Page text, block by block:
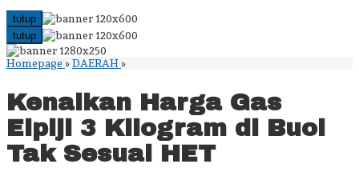
tutup
tutup
Homepage »DAERAH»Kenaikan
Elpiji
3
Kilogram
di
Buol
Tak
Kenaikan Harga Gas
Elpiji 3 Kilogram di Buol
Tak Sesuai HET